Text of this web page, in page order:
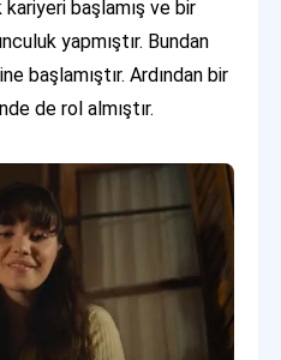
başlamış ve bir
yapmıştır. Bundan
başlamıştır. Ardından bir
de rol almıştır.